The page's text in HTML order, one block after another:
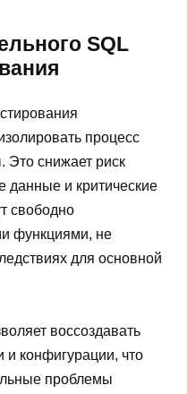
SQL
процесс
Это снижает риск
данные и критические
свободно
функциями, не
для основной
воссоздавать
и конфигурации, что
проблемы